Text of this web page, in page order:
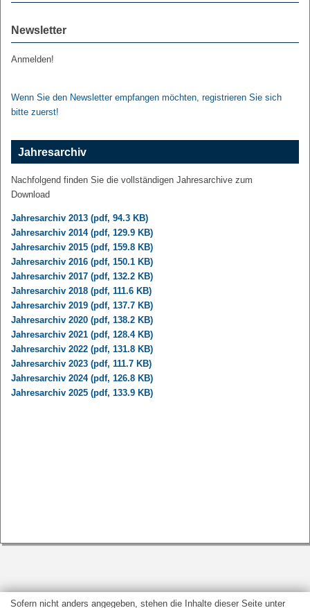
Newsletter
Anmelden!
Wenn Sie den Newsletter empfangen möchten, registrieren Sie sich
bitte zuerst!
Jahresarchiv
Nachfolgend finden Sie die vollständigen Jahresarchive zum
Download
Jahresarchiv 2013 (pdf, 94.3 KB)
Jahresarchiv 2014 (pdf, 129.9 KB)
Jahresarchiv 2015 (pdf, 159.8 KB)
Jahresarchiv 2016 (pdf, 150.1 KB)
Jahresarchiv 2017 (pdf, 132.2 KB)
Jahresarchiv 2018 (pdf, 111.6 KB)
Jahresarchiv 2019 (pdf, 137.7 KB)
Jahresarchiv 2020 (pdf, 138.2 KB)
Jahresarchiv 2021 (pdf, 128.4 KB)
Jahresarchiv 2022 (pdf, 131.8 KB)
Jahresarchiv 2023 (pdf, 111.7 KB)
Jahresarchiv 2024 (pdf, 126.8 KB)
Jahresarchiv 2025 (pdf, 133.9 KB)
Sofern nicht anders angegeben, stehen die Inhalte dieser Seite unter